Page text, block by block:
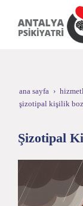
ana sayfa
şizotipal kişilik
Şizotipal